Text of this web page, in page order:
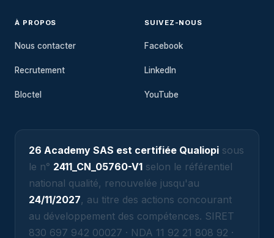
À PROPOS
Nous contacter
Recrutement
Bloctel
SUIVEZ-NOUS
Facebook
LinkedIn
YouTube
26 Academy SAS est certifiée Qualiopi sous
le n° 2411_CN_05760-V1 selon le référentiel
national qualité, renouvelée jusqu'au
24/11/2027, au titre des actions concourant
au développement des compétences. SIRET
830 697 942 00027 · NDA 11 92 21 808 92 ·